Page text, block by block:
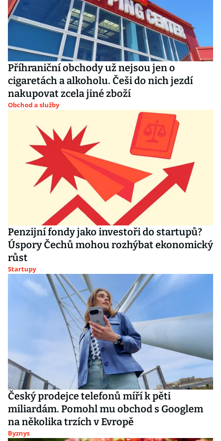
Příhraniční obchody už nejsou jen o
cigaretách a alkoholu. Češi do nich jezdí
nakupovat zcela jiné zboží
Obchod a služby
Penzijní fondy jako investoři do startupů?
Úspory Čechů mohou rozhýbat ekonomický
růst
Startupy
Český prodejce telefonů míří k pěti
miliardám. Pomohl mu obchod s Googlem
na několika trzích v Evropě
Byznys